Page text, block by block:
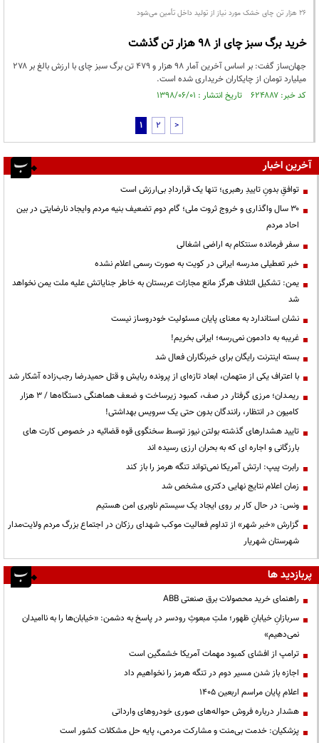
۲۶ هزار تن چای خشک مورد نیاز از تولید داخل تأمین می‌شود
خرید برگ سبز چای از ۹۸ هزار تن گذشت
جهان‌ساز گفت: بر اساس آخرین آمار ۹۸ هزار و ۴۷۹ تن برگ سبز چای با ارزش بالغ بر ۲۷۸
میلیارد تومان از چایکاران خریداری شده است.
کد خبر: ۶۲۴۸۸۷ تاریخ انتشار : ۱۳۹۸/۰۶/۰۱
1 2 >
آخرین اخبار
توافقِ بدونِ تاییدِ رهبری؛ تنها یک قراردادِ بی‌ارزش است
۳۰ سال واگذاری و خروج ثروت ملی؛ گام دوم تضعیف بنیه مردم وایجاد نارضایتی در بین
احاد مردم
سفر فرمانده سنتکام به اراضی اشغالی
خبر تعطیلی مدرسه ایرانی در کویت به صورت رسمی اعلام نشده
یمن: تشکیل ائتلاف هرگز مانع مجازات عربستان به خاطر جنایاتش علیه ملت یمن نخواهد
شد
نشان استاندارد به معنای پایان مسئولیت خودروساز نیست
غریبه به دادمون نمی‌رسه؛ ایرانی بخریم!
بسته اینترنت رایگان برای خبرنگاران فعال شد
با اعتراف یکی از متهمان، ابعاد تازه‌ای از پرونده ربایش و قتل حمیدرضا رجب‌زاده آشکار شد
ریمـدان؛ مرزی گرفتار در صف، کمبود زیرساخت و ضعف هماهنگی دستگاه‌ها / ۳ هزار
کامیون در انتظار، رانندگان بدون حتی یک سرویس بهداشتی!
تایید هشدارهای گذشته بولتن نیوز توسط سخنگوی قوه قضائیه در خصوص کارت های
بارزگانی و اجاره ای که به بحران ارزی رسیده اند
رابرت پیپ: ارتش آمریکا نمی‌تواند تنگه هرمز را باز کند
زمان اعلام نتایج نهایی دکتری مشخص شد
ونس: در حال کار بر روی ایجاد یک سیستم ناوبری امن هستیم
گزارش «خبر شهر» از تداوم فعالیت موکب شهدای رزکان در اجتماع بزرگ مردم ولایت‌مدار
شهرستان شهریار
پربازدید ها
راهنمای خرید محصولات برق صنعتی ABB
سربازانِ خیابانِ ظهور؛ ملتِ مبعوثِ رودسر در پاسخ به دشمن: «خیابان‌ها را به ناامیدان
نمی‌دهیم»
ترامپ از افشای کمبود مهمات آمریکا خشمگین است
اجازه باز شدن مسیر دوم در تنگه هرمز را نخواهیم داد
اعلام پایان مراسم اربعین ۱۴۰۵
هشدار درباره فروش حواله‌های صوری خودروهای وارداتی
پزشکیان: خدمت بی‌منت و مشارکت مردمی، پایه حل مشکلات کشور است